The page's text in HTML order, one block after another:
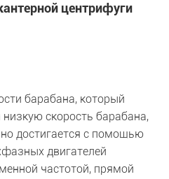
центрифуги
барабана, который
скорость барабана,
достигается с помощью
двигателей
частотой, прямой